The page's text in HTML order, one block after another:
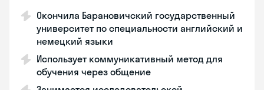
Окончила Барановичский государственный
университет по специальности английский и
немецкий языки
Использует коммуникативный метод для
обучения через общение